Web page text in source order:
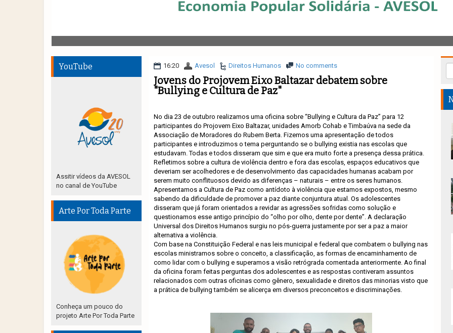
16:20 Avesol Direitos Humanos No comments
Jovens do Projovem Eixo Baltazar debatem sobre
"Bullying e Cultura de Paz"
No dia 23 de outubro realizamos uma oficina sobre “Bullying e Cultura da Paz” para 12
participantes do Projovem Eixo Baltazar, unidades Amorb Cohab e Timbaúva na sede da
Associação de Moradores do Rubem Berta. Fizemos uma apresentação de todos
participantes e introduzimos o tema perguntando se o bullying existia nas escolas que
estudavam. Todas e todos disseram que sim e que era muito forte a presença dessa prática.
Refletimos sobre a cultura de violência dentro e fora das escolas, espaços educativos que
deveriam ser acolhedores e de desenvolvimento das capacidades humanas acabam por
serem muito conflituosos devido as diferenças – naturais – entre os seres humanos.
Apresentamos a Cultura de Paz como antídoto à violência que estamos expostos, mesmo
sabendo da dificuldade de promover a paz diante conjuntura atual. Os adolescentes
disseram que já foram orientados a revidar as agressões sofridas como solução e
questionamos esse antigo princípio do “olho por olho, dente por dente”. A declaração
Universal dos Direitos Humanos surgiu no pós-guerra justamente por ser a paz a maior
alternativa a violência.
Com base na Constituição Federal e nas leis municipal e federal que combatem o bullying nas
escolas ministramos sobre o conceito, a classificação, as formas de encaminhamento de
como lidar com o bullying e superamos a visão retrógrada comentada anteriormente. Ao final
da oficina foram feitas perguntas dos adolescentes e as respostas contiveram assuntos
relacionados com outras oficinas como gênero, sexualidade e direitos das minorias visto que
a prática de bullying também se alicerça em diversos preconceitos e discriminações.
YouTube
Assitir vídeos da AVESOL
no canal de YouTube
Arte Por Toda Parte
Conheça um pouco do
projeto Arte Por Toda Parte